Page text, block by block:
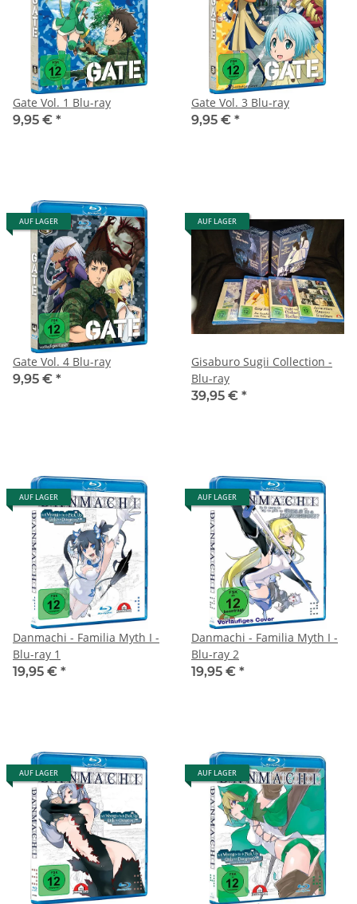
Gate Vol. 1 Blu-ray
9,95 € *
Gate Vol. 3 Blu-ray
9,95 € *
AUF LAGER
Gate Vol. 4 Blu-ray
9,95 € *
AUF LAGER
Gisaburo Sugii Collection -
Blu-ray
39,95 € *
AUF LAGER
Danmachi - Familia Myth I -
Blu-ray 1
19,95 € *
AUF LAGER
Danmachi - Familia Myth I -
Blu-ray 2
19,95 € *
AUF LAGER AUF LAGER